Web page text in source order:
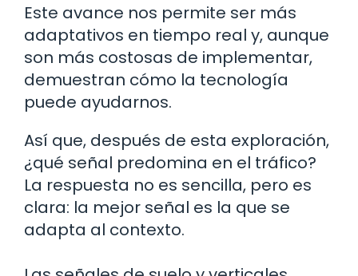
Este avance nos permite ser más
adaptativos en tiempo real y, aunque
son más costosas de implementar,
demuestran cómo la tecnología
puede ayudarnos.
Así que, después de esta exploración,
¿qué señal predomina en el tráfico?
La respuesta no es sencilla, pero es
clara: la mejor señal es la que se
adapta al contexto.